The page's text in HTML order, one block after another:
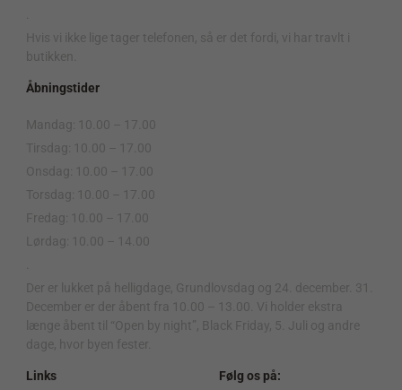
Hvis vi ikke lige tager telefonen, så er det fordi, vi har travlt i
butikken.
Åbningstider
Mandag: 10.00 – 17.00
Tirsdag: 10.00 – 17.00
Onsdag: 10.00 – 17.00
Torsdag: 10.00 – 17.00
Fredag: 10.00 – 17.00
Lørdag: 10.00 – 14.00
Der er lukket på helligdage, Grundlovsdag og 24. december. 31.
December er der åbent fra 10.00 – 13.00. Vi holder ekstra
længe åbent til “Open by night”, Black Friday, 5. Juli og andre
dage, hvor byen fester.
Links Følg os på: